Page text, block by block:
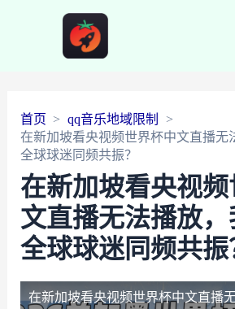
首页
qq音乐地域限制
在新加坡看央视频世界杯中文直播无
全球球迷同频共振？
在新加坡看央视
文直播无法播放，
全球球迷同频共振
在新加坡看央视频世界杯中文直播